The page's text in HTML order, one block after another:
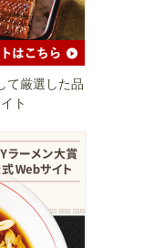
て厳選した品
ト